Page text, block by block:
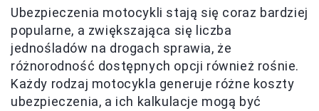
Ubezpieczenia motocykli stają się coraz bardziej
popularne, a zwiększająca się liczba
jednośladów na drogach sprawia, że
różnorodność dostępnych opcji również rośnie.
Każdy rodzaj motocykla generuje różne koszty
ubezpieczenia, a ich kalkulacje mogą być